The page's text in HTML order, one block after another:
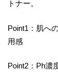
トナー。
Point1：肌へ
用感
Point2：Ph濃